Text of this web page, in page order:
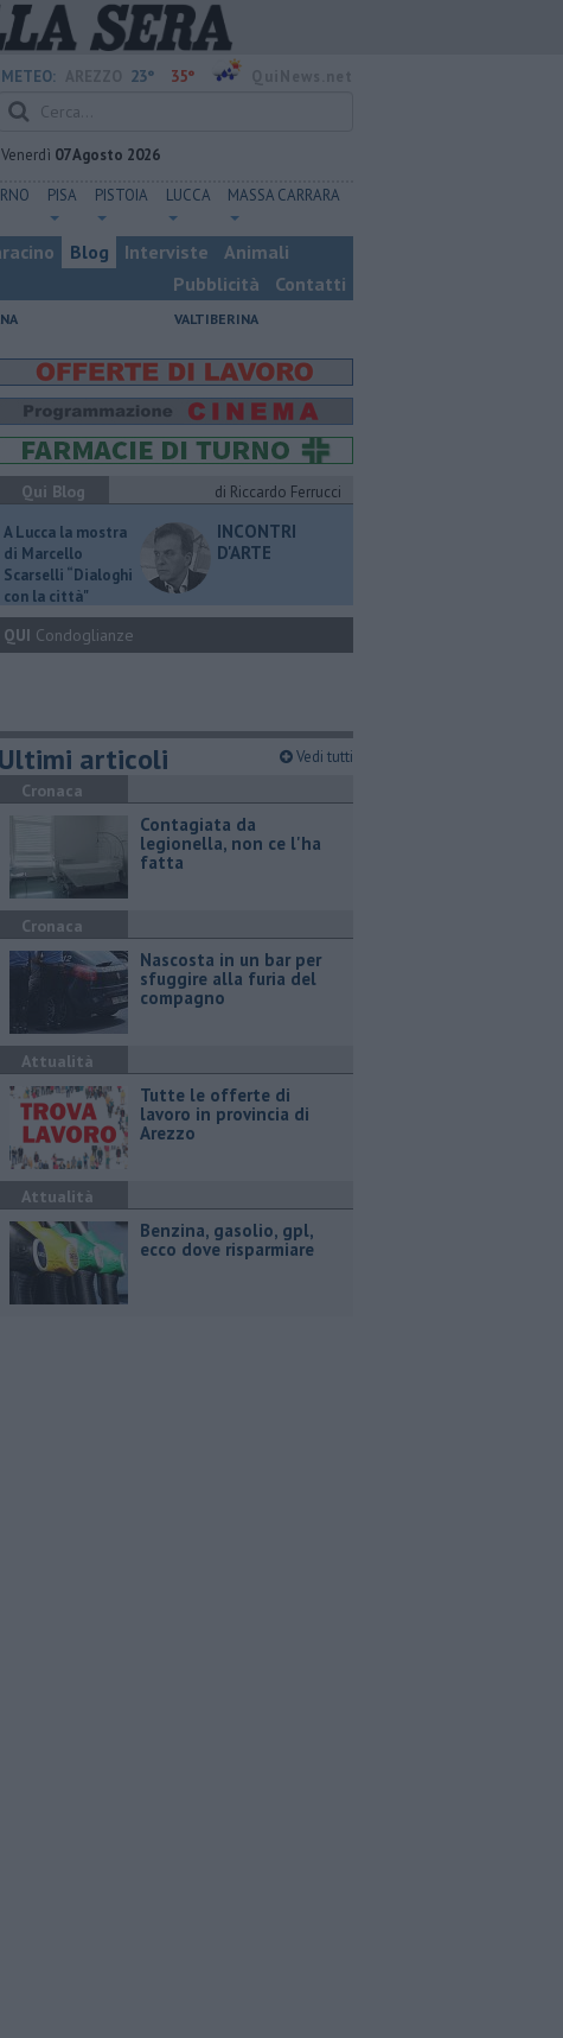
METEO: 23° 35°
Venerdì 07 Agosto 2026
PISA PISTOIA LUCCA MASSA CARRARA
Blog Interviste
Animali
Pubblicità
Contatti
VALTIBERINA
Qui Blog
di Riccardo Ferrucci
A Lucca la mostra
di Marcello
Scarselli “Dialoghi
con la città"
INCONTRI
D'ARTE
QUI Condoglianze
Ultimi articoli Vedi tutti
Cronaca
Contagiata da
legionella, non ce l'ha
fatta
Cronaca
Nascosta in un bar per
sfuggire alla furia del
compagno
Attualità
​Tutte le offerte di
lavoro in provincia di
Arezzo
Attualità
​Benzina, gasolio, gpl,
ecco dove risparmiare